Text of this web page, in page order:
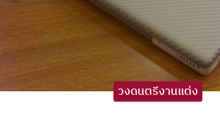
อนัท The Voice
iNattt
วงดนตรีงานแต่ง